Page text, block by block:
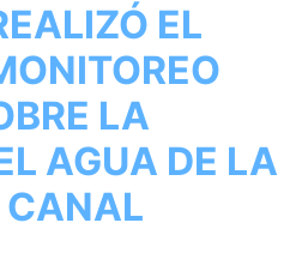
EL
LA
AGUA DE LA
CANAL